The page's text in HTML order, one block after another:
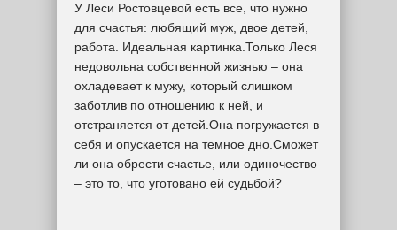
У Леси Ростовцевой есть все, что нужно
для счастья: любящий муж, двое детей,
работа. Идеальная картинка.Только Леся
недовольна собственной жизнью – она
охладевает к мужу, который слишком
заботлив по отношению к ней, и
отстраняется от детей.Она погружается в
себя и опускается на темное дно.Сможет
ли она обрести счастье, или одиночество
– это то, что уготовано ей судьбой?